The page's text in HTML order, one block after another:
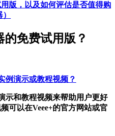
版，以及如何评估是否值得购
的免费试用版？
例演示或教程视频？
示和教程视频来帮助用户更好
可以在Veee+的官方网站或官